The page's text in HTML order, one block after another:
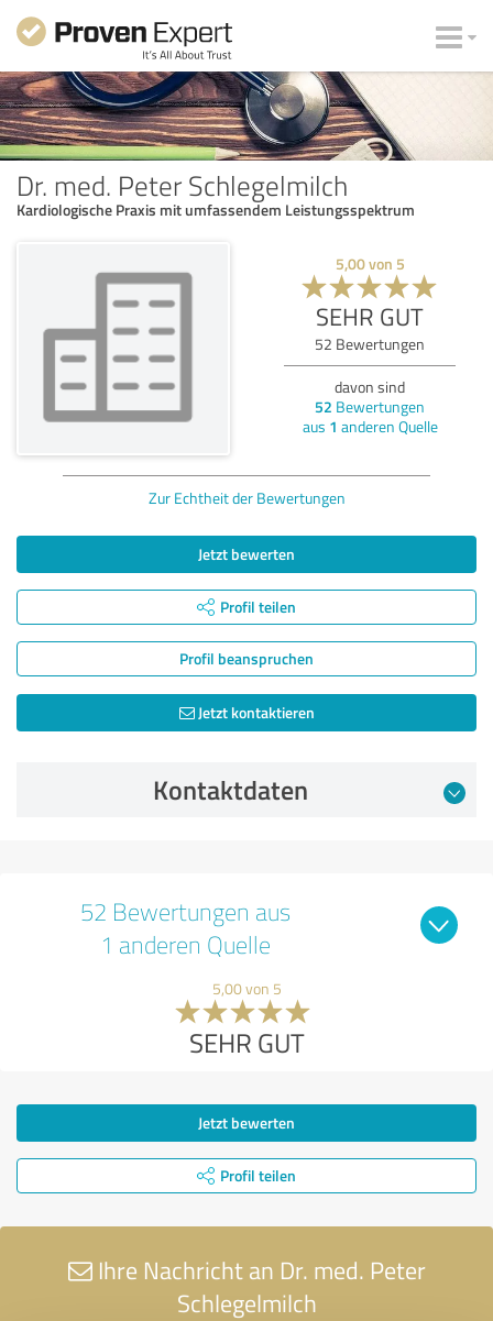
Dr. med. Peter Schlegelmilch
Kardiologische Praxis mit umfassendem Leistungsspektrum
5,00von 5
SEHR GUT
52 Bewertungen
davon sind
52 Bewertungen
aus 1 anderen Quelle
Zur Echtheit der Bewertungen
Jetzt bewerten
Profil teilen
Profil beanspruchen
Jetzt kontaktieren
Kontaktdaten
52 Bewertungen aus
1 anderen Quelle
5,00 von 5
SEHR GUT
Jetzt bewerten
Profil teilen
Ihre Nachricht an Dr. med. Peter
Schlegelmilch